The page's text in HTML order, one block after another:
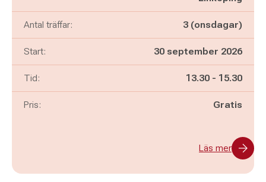
Antal träffar: 3 (onsdagar)
Start: 30 september 2026
Tid: Pågår mellan
13.30 - och
15.30
Pris: Gratis
Läs mer